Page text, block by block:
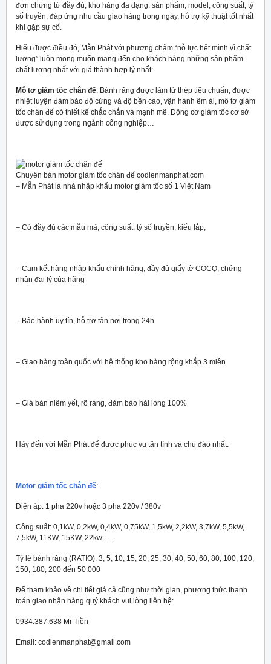
đơn chứng từ đầy đủ, kho hàng đa dạng. sản phẩm, model, công suất, tỷ
số truyền, đáp ứng nhu cầu giao hàng trong ngày, hỗ trợ kỹ thuật tốt nhất
khi gặp sự cố.
Hiểu được điều đó, Mẫn Phát với phương châm “nỗ lực hết mình vì chất
lượng” luôn mong muốn mang đến cho khách hàng những sản phẩm
chất lượng nhất với giá thành hợp lý nhất:
Mô tơ giảm tốc chân đế: Bánh răng được làm từ thép tiêu chuẩn, được
nhiệt luyện đảm bảo độ cứng và độ bền cao, vận hành êm ái, mô tơ giảm
tốc chân đế có thiết kế chắc chắn và mạnh mẽ. Động cơ giảm tốc cơ sở
được sử dụng trong ngành công nghiệp…
Chuyên bán motor giảm tốc chân đế codienmanphat.com
– Mẫn Phát là nhà nhập khẩu motor giảm tốc số 1 Việt Nam
– Có đầy đủ các mẫu mã, công suất, tỷ số truyền, kiểu lắp,
– Cam kết hàng nhập khẩu chính hãng, đầy đủ giấy tờ COCQ, chứng
nhận đại lý của hãng
– Bảo hành uy tín, hỗ trợ tận nơi trong 24h
– Giao hàng toàn quốc với hệ thống kho hàng rộng khắp 3 miền.
– Giá bán niêm yết, rõ ràng, đảm bảo hài lòng 100%
Hãy đến với Mẫn Phát để được phục vụ tận tình và chu đáo nhất:
Motor giảm tốc chân đế:
Điện áp: 1 pha 220v hoặc 3 pha 220v / 380v
Công suất: 0,1kW, 0,2kW, 0,4kW, 0,75kW, 1,5kW, 2,2kW, 3,7kW, 5,5kW,
7,5kW, 11KW, 15KW, 22kw…..
Tỷ lệ bánh răng (RATIO): 3, 5, 10, 15, 20, 25, 30, 40, 50, 60, 80, 100, 120,
150, 180, 200 đến 50.000
Để tham khảo về chi tiết giá cả cũng như thời gian, phương thức thanh
toán giao nhận hàng quý khách vui lòng liên hệ:
0934.387.638 Mr Tiền
Email: codienmanphat@gmail.com